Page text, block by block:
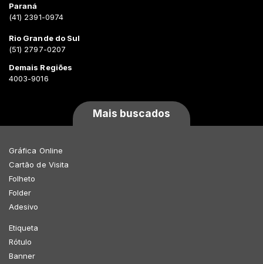
Paraná
(41) 2391-0974
Rio Grande do Sul
(51) 2797-0207
Demais Regiões
4003-9016
Mais buscados
Gráfica Online
Cartão de Visita
Folheto
Folder
Adesivo
Etiqueta
Rótulo
Banner